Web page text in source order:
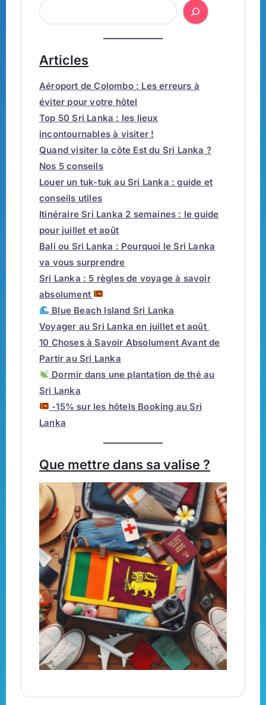
Articles
Aéroport de Colombo : Les erreurs à
éviter pour votre hôtel
Top 50 Sri Lanka : les lieux
incontournables à visiter !
Quand visiter la côte Est du Sri Lanka ?
Nos 5 conseils
Louer un tuk-tuk au Sri Lanka : guide et
conseils utiles
Itinéraire Sri Lanka 2 semaines : le guide
pour juillet et août
Bali ou Sri Lanka : Pourquoi le Sri Lanka
va vous surprendre
Sri Lanka : 5 règles de voyage à savoir
absolument
Blue Beach Island Sri Lanka
Voyager au Sri Lanka en juillet et août
10 Choses à Savoir Absolument Avant de
Partir au Sri Lanka
Dormir dans une plantation de thé au
Sri Lanka
-15% sur les hôtels Booking au Sri
Lanka
Que mettre dans sa valise ?